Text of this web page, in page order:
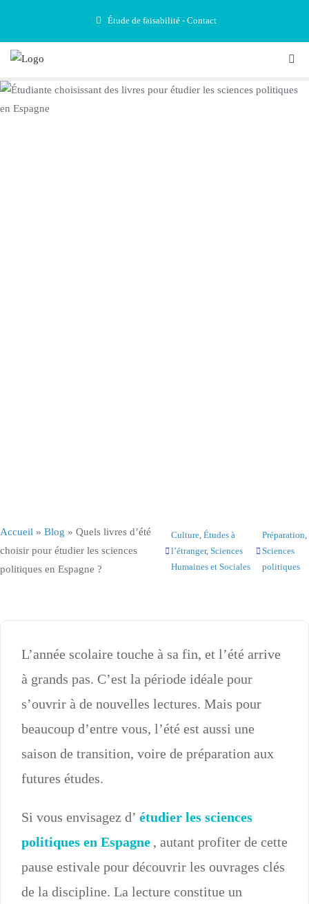
Étude de faisabilité - Contact
Accueil » Blog » Quels livres d’été
choisir pour étudier les sciences
politiques en Espagne ?
Culture, Études à
l’étranger, Sciences
Humaines et Sociales
Préparation
Sciences
politiques
L’année scolaire touche à sa fin, et l’été arrive
à grands pas. C’est la période idéale pour
s’ouvrir à de nouvelles lectures. Mais pour
beaucoup d’entre vous, l’été est aussi une
saison de transition, voire de préparation aux
futures études.
Si vous envisagez d’ étudier les sciences
politiques en Espagne , autant profiter de cette
pause estivale pour découvrir les ouvrages clés
de la discipline. La lecture constitue un